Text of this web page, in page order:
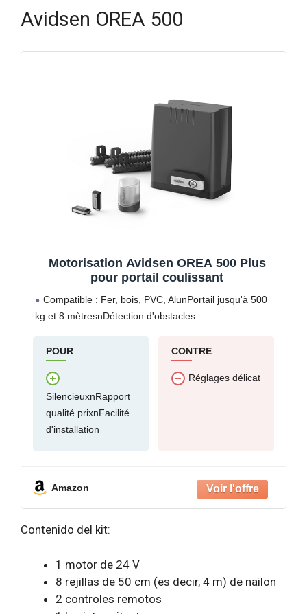
Avidsen OREA 500
Motorisation Avidsen OREA 500 Plus
pour portail coulissant
Compatible : Fer, bois, PVC, AlunPortail jusqu'à 500
kg et 8 mètresnDétection d'obstacles
POUR
SilencieuxnRapport
qualité prixnFacilité
d'installation
CONTRE
Réglages délicat
Amazon
Contenido del kit:
1 motor de 24 V
8 rejillas de 50 cm (es decir, 4 m) de nailon
2 controles remotos